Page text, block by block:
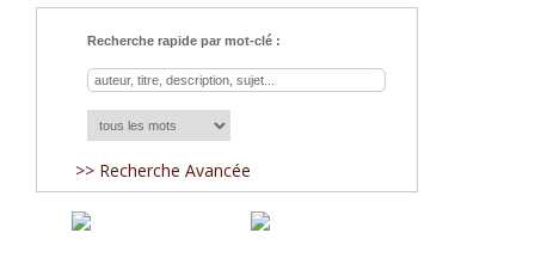
Recherche rapide par mot-clé :
>> Recherche Avancée